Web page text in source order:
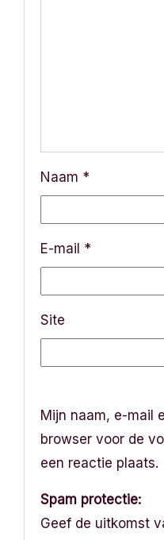
Naam *
E-mail *
Site
Mijn naam, e-mail
browser voor de
een reactie plaats.
Spam protectie:
Geef de uitkomst